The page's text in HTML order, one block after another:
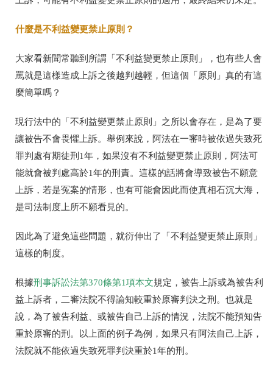
什麼是不利益變更禁止原則？
大家看新聞常聽到所謂「不利益變更禁止原則」，也有些人會
罵就是這樣造成上訴之後越判越輕，但這個「原則」真的有這
麼簡單嗎？
現行法中的「不利益變更禁止原則」之所以會存在，是為了要
讓被告不會畏懼上訴。舉例來說，阿法在一審時被依過失致死
罪判處有期徒刑1年，如果沒有不利益變更禁止原則，阿法可
能就會被判處高於1年的刑責。這樣的話將會導致被告不願意
上訴，若是冤案的情形，也有可能會因此而使真相石沉大海，
是司法制度上所不願看見的。
因此為了避免這些問題，就衍伸出了「不利益變更禁止原則」
這樣的制度。
根據刑事訴訟法第370條第1項本文規定，被告上訴或為被告利
益上訴者， 二審法院不得諭知較重於原審判決之刑。也就是
說，為了被告利益、或被告自己上訴的情況，法院不能預知告
重於原審的刑。以上面的例子為例，如果只有阿法自己上訴，
法院就不能依過失致死罪判決重於1年的刑。